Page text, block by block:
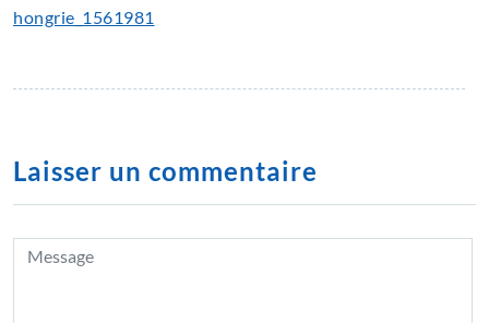
hongrie_1561981
Laisser un commentaire